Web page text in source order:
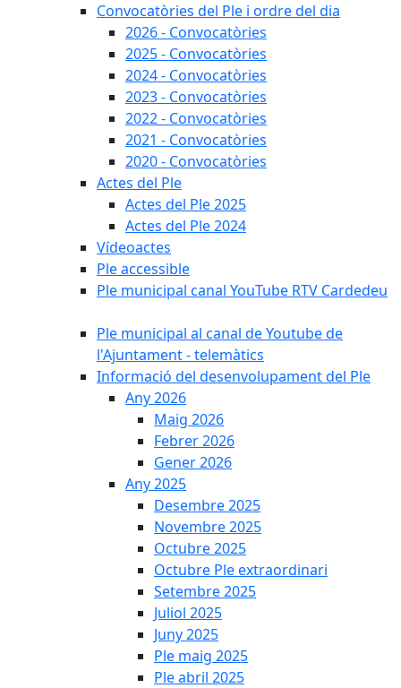
Convocatòries del Ple i ordre del dia
2026 - Convocatòries
2025 - Convocatòries
2024 - Convocatòries
2023 - Convocatòries
2022 - Convocatòries
2021 - Convocatòries
2020 - Convocatòries
Actes del Ple
Actes del Ple 2025
Actes del Ple 2024
Vídeoactes
Ple accessible
Ple municipal canal YouTube RTV Cardedeu
Ple municipal al canal de Youtube de
l'Ajuntament - telemàtics
Informació del desenvolupament del Ple
Any 2026
Maig 2026
Febrer 2026
Gener 2026
Any 2025
Desembre 2025
Novembre 2025
Octubre 2025
Octubre Ple extraordinari
Setembre 2025
Juliol 2025
Juny 2025
Ple maig 2025
Ple abril 2025